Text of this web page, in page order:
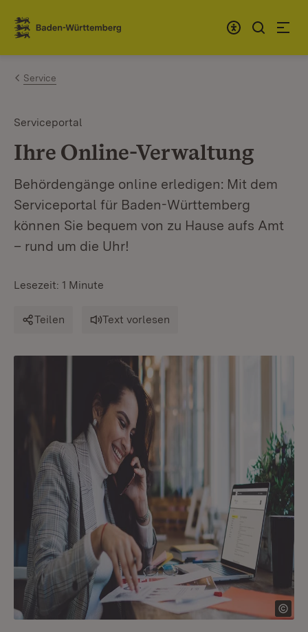
Zum Inhalt springen
Link zur Startseite
Service
Serviceportal
Ihre Online-Verwaltung
Behördengänge online erledigen: Mit dem
Serviceportal für Baden-Württemberg
können Sie bequem von zu Hause aufs Amt
– rund um die Uhr!
Lesezeit: 1 Minute
Teilen Text vorlesen